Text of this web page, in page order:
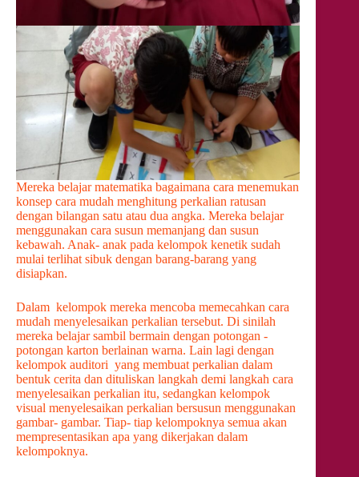
Mereka belajar matematika bagaimana cara menemukan
konsep cara mudah menghitung perkalian ratusan
dengan bilangan satu atau dua angka. Mereka belajar
menggunakan cara susun memanjang dan susun
kebawah. Anak- anak pada kelompok kenetik sudah
mulai terlihat sibuk dengan barang-barang yang
disiapkan.
Dalam kelompok mereka mencoba memecahkan cara
mudah menyelesaikan perkalian tersebut. Di sinilah
mereka belajar sambil bermain dengan potongan -
potongan karton berlainan warna. Lain lagi dengan
kelompok auditori yang membuat perkalian dalam
bentuk cerita dan dituliskan langkah demi langkah cara
menyelesaikan perkalian itu, sedangkan kelompok
visual menyelesaikan perkalian bersusun menggunakan
gambar- gambar. Tiap- tiap kelompoknya semua akan
mempresentasikan apa yang dikerjakan dalam
kelompoknya.